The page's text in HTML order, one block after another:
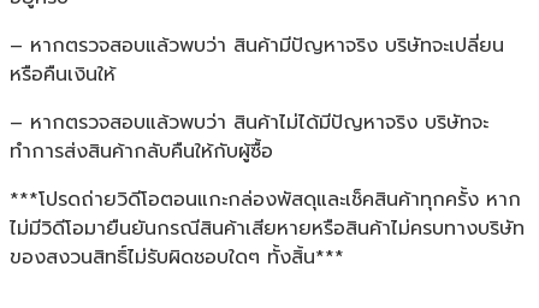
– หากตรวจสอบแล้วพบว่า สินค้ามีปัญหาจริง บริษัทจะเปลี่ยน
หรือคืนเงินให้
– หากตรวจสอบแล้วพบว่า สินค้าไม่ได้มีปัญหาจริง บริษัทจะ
ทำการส่งสินค้ากลับคืนให้กับผู้ซื้อ
***โปรดถ่ายวิดีโอตอนแกะกล่องพัสดุและเช็คสินค้าทุกครั้ง หาก
ไม่มีวิดีโอมายืนยันกรณีสินค้าเสียหายหรือสินค้าไม่ครบทางบริษัท
ของสงวนสิทธิ์ไม่รับผิดชอบใดๆ ทั้งสิ้น***